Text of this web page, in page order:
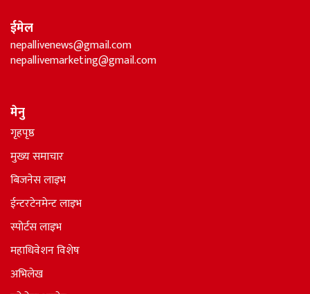
ईमेल
nepallivenews@gmail.com
nepallivemarketing@gmail.com
मेनु
गृहपृष्ठ
मुख्य समाचार
बिजनेस लाइभ
ईन्टरटेनमेन्ट लाइभ
स्पोर्टस लाइभ
महाधिवेशन विशेष
अभिलेख